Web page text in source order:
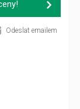
Odeslat emailem